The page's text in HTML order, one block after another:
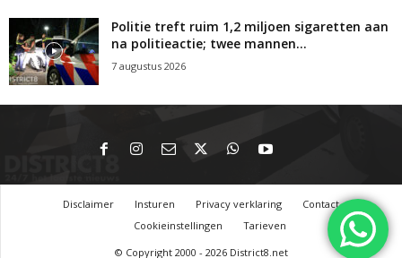
Politie treft ruim 1,2 miljoen sigaretten aan
na politieactie; twee mannen...
7 augustus 2026
Disclaimer Insturen Privacy verklaring
Contact
Cookieinstellingen
Tarieven
© Copyright 2000 - 2026 District8.net